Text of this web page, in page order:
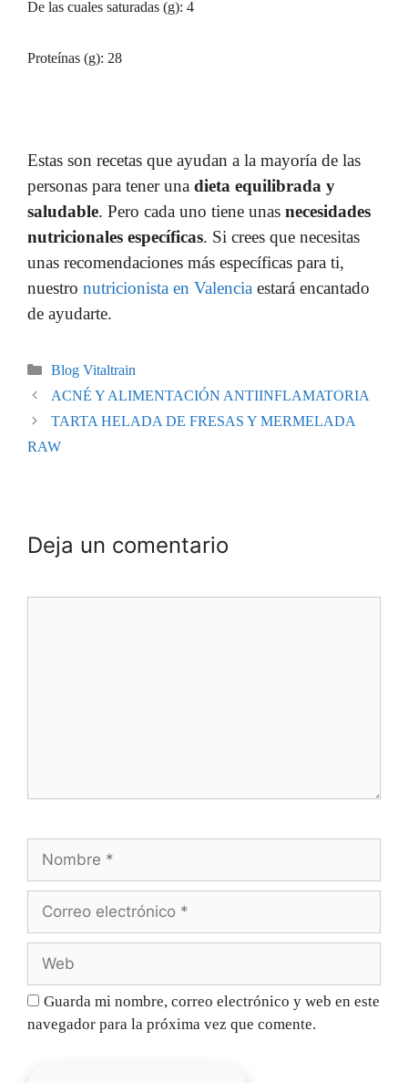
De las cuales saturadas (g): 4
Proteínas (g): 28
Estas son recetas que ayudan a la mayoría de las
personas para tener una dieta equilibrada y
saludable. Pero cada uno tiene unas necesidades
nutricionales específicas. Si crees que necesitas
unas recomendaciones más específicas para ti,
nuestro nutricionista en Valencia estará encantado
de ayudarte.
Blog Vitaltrain
ACNÉ Y ALIMENTACIÓN ANTIINFLAMATORIA
TARTA HELADA DE FRESAS Y MERMELADA
RAW
Deja un comentario
Guarda mi nombre, correo electrónico y web en este
navegador para la próxima vez que comente.